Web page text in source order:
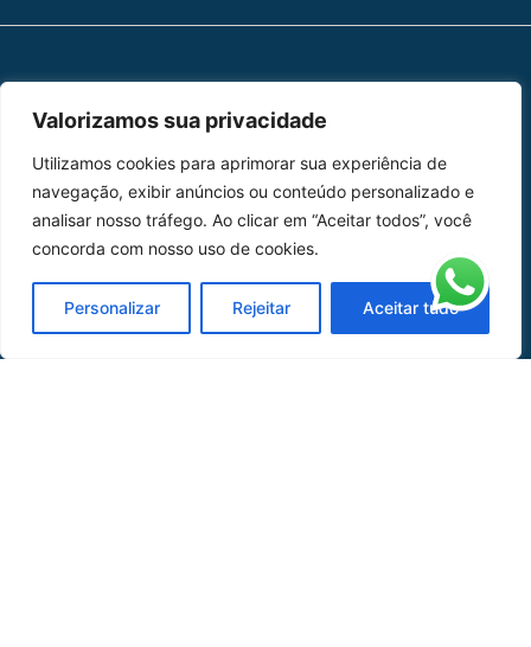
Valorizamos sua privacidade
Utilizamos cookies para aprimorar sua experiência de
navegação, exibir anúncios ou conteúdo personalizado e
analisar nosso tráfego. Ao clicar em “Aceitar todos”, você
concorda com nosso uso de cookies.
Personalizar Rejeitar Aceitar tudo
Peças
Catálogo de Aplicações
Oficina de Mangueiras